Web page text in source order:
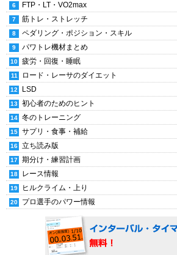
FTP・LT・VO2max
筋トレ・ストレッチ
ペダリング・ポジション・スキル
パワトレ機材まとめ
疲労・回復・睡眠
ロード・レーサのダイエット
LSD
初心者のためのヒント
冬のトレーニング
サプリ・食事・補給
立ち読み版
期分け・練習計画
レース情報
ヒルクライム・上り
プロ選手のパワー情報